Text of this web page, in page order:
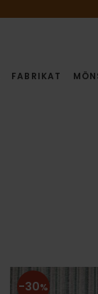
FABRIKAT
30%